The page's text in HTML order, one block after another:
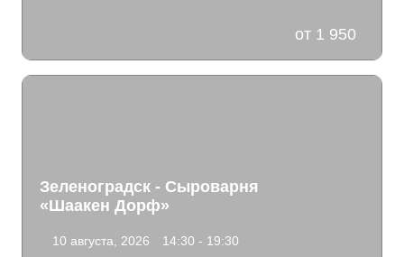
от 1 950
Зеленоградск - Сыроварня
«Шаакен Дорф»
10 августа, 2026 14:30 - 19:30